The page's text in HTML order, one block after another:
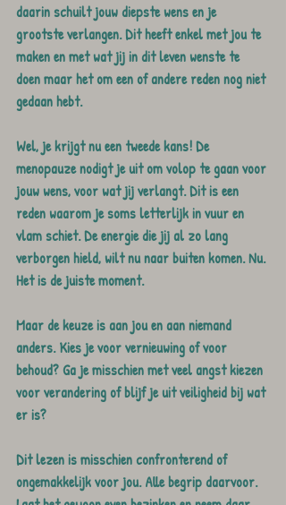
daarin schuilt jouw diepste wens en je
grootste verlangen. Dit heeft enkel met jou te
maken en met wat jij in dit leven wenste te
doen maar het om een of andere reden nog niet
gedaan hebt.
Wel, je krijgt nu een tweede kans! De
menopauze nodigt je uit om volop te gaan voor
jouw wens, voor wat jij verlangt. Dit is een
reden waarom je soms letterlijk in vuur en
vlam schiet. De energie die jij al zo lang
verborgen hield, wilt nu naar buiten komen. Nu.
Het is de juiste moment.
Maar de keuze is aan jou en aan niemand
anders. Kies je voor vernieuwing of voor
behoud? Ga je misschien met veel angst kiezen
voor verandering of blijf je uit veiligheid bij wat
er is?
Dit lezen is misschien confronterend of
ongemakkelijk voor jou. Alle begrip daarvoor.